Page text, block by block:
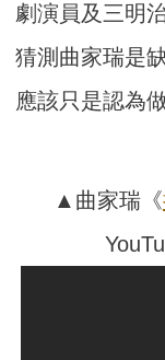
劇演員及三明
猜測曲家瑞是
應該只是認為
▲曲家瑞《